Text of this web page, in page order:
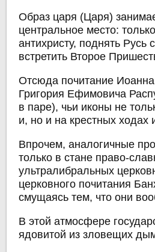
Образ царя (Царя)
центральное место:
антихристу, поднять Русь
встретить Второе
Отсюда почитание Иоанна
Григория Ефимовича
в паре), чьи иконы не
и, но и на крестных ходах
Впрочем, аналогичные
только в стане право-
ультралибральных
церковного почитания
смущаясь тем, что они
В этой атмосфере
ядовитой из зловещих